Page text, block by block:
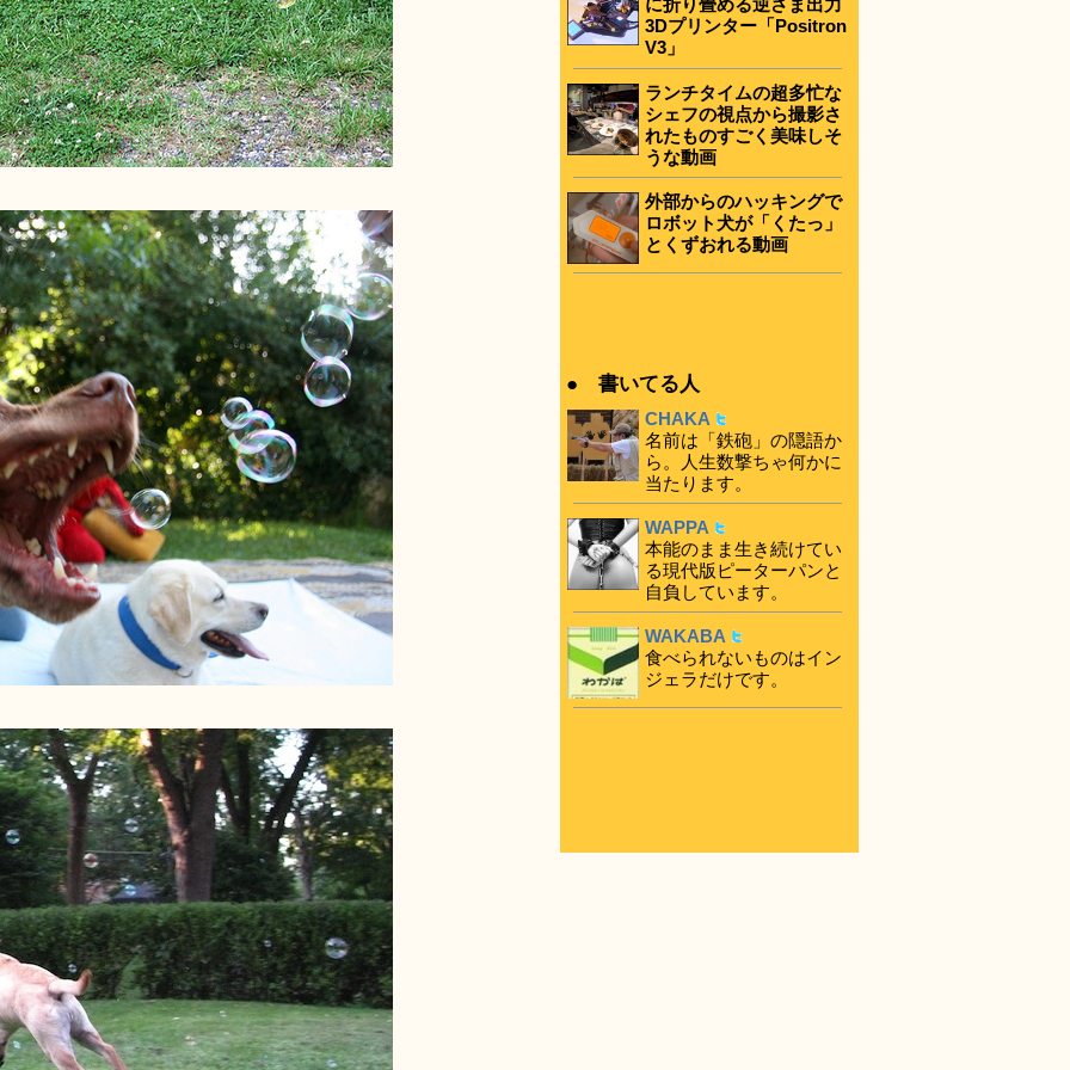
に折り畳める逆さま出力
3Dプリンター「Positron
V3」
ランチタイムの超多忙な
シェフの視点から撮影さ
れたものすごく美味しそ
うな動画
外部からのハッキングで
ロボット犬が「くたっ」
とくずおれる動画
● 書いてる人
CHAKA
名前は「鉄砲」の隠語か
ら。人生数撃ちゃ何かに
当たります。
WAPPA
本能のまま生き続けてい
る現代版ピーターパンと
自負しています。
WAKABA
食べられないものはイン
ジェラだけです。